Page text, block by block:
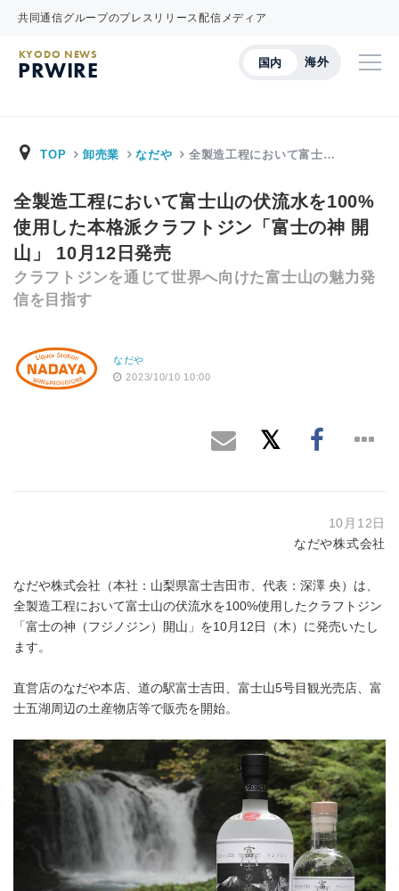
共同通信グループのプレスリリース配信メディア
国内 海外
KYODO NEWS
PRWIRE
TOP 卸売業 なだや 全製造工程において富士…
全製造工程において富士山の伏流水を100%
使用した本格派クラフトジン「富士の神 開
山」 10月12日発売
クラフトジンを通じて世界へ向けた富士山の魅力発
信を目指す
なだや
2023/10/10 10:00
10月12日
なだや株式会社
なだや株式会社（本社：山梨県富士吉田市、代表：深澤 央）は、
全製造工程において富士山の伏流水を100%使用したクラフトジン
「富士の神（フジノジン）開山」を10月12日（木）に発売いたし
ます。
直営店のなだや本店、道の駅富士吉田、富士山5号目観光売店、富
士五湖周辺の土産物店等で販売を開始。